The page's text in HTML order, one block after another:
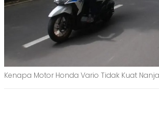
Kenapa Motor Honda Vario Tidak Kuat